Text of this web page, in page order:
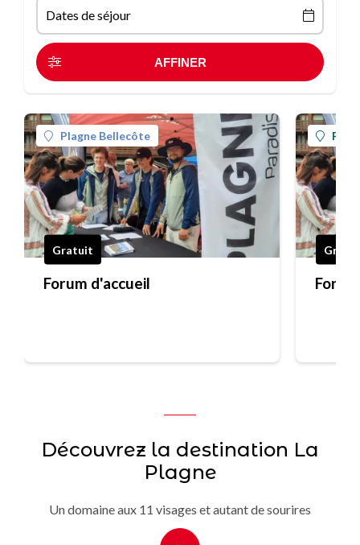
Dates de séjour
Plagne Bellecôte
Gratuit
Forum d'accueil
Découvrez la destination La
Plagne
Un domaine aux 11 visages et autant de sourires